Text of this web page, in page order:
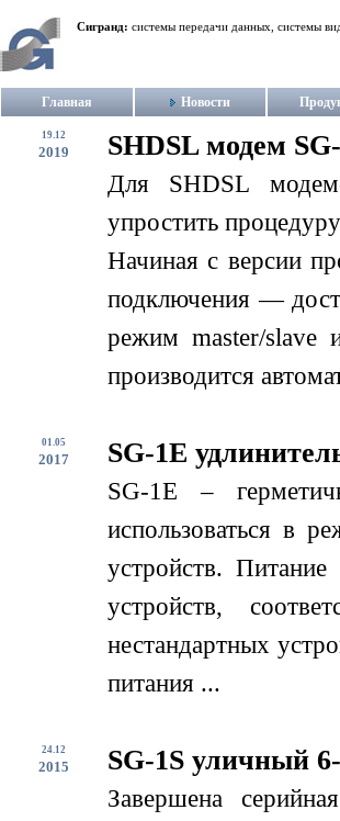
Сигранд: системы передачи данных, системы
Главная Новости
19.12
2019 SHDSL модем
Для SHDSL
упростить
Начиная с версии
подключения —
режим master/slave
производится
01.05
2017 SG-1E
SG-1E –
использоваться в
устройств.
устройств,
нестандартных
питания ...
24.12
2015 SG-1S уличный
Завершена